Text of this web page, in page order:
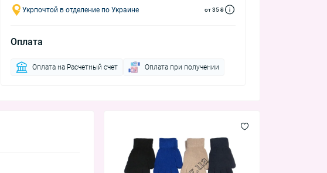
Укрпочтой в отделение по Украине от 35 ₴
Оплата
Оплата на Расчетный счет Оплата при получении